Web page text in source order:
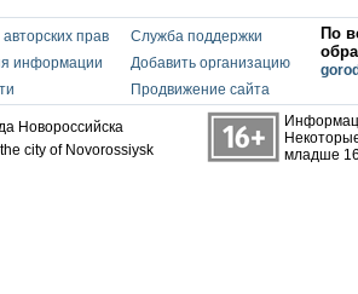
прав
информации
Служба поддержки
Добавить организацию
Продвижение сайта
По
Новороссийска
city of Novorossiysk
младше